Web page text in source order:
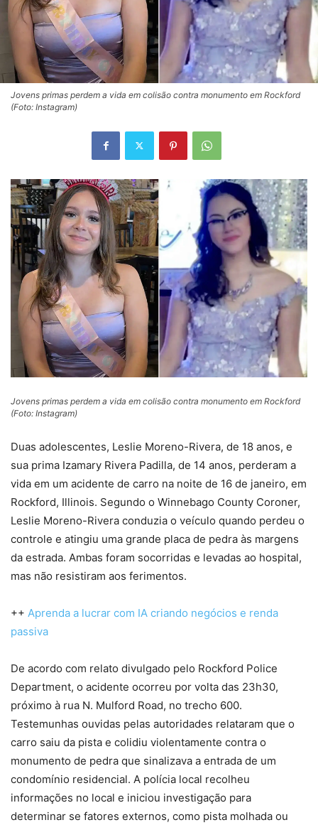
Jovens primas perdem a vida em colisão contra monumento em Rockford
(Foto: Instagram)
Jovens primas perdem a vida em colisão contra monumento em Rockford
(Foto: Instagram)
Duas adolescentes, Leslie Moreno-Rivera, de 18 anos, e
sua prima Izamary Rivera Padilla, de 14 anos, perderam a
vida em um acidente de carro na noite de 16 de janeiro, em
Rockford, Illinois. Segundo o Winnebago County Coroner,
Leslie Moreno-Rivera conduzia o veículo quando perdeu o
controle e atingiu uma grande placa de pedra às margens
da estrada. Ambas foram socorridas e levadas ao hospital,
mas não resistiram aos ferimentos.
++ Aprenda a lucrar com IA criando negócios e renda
passiva
De acordo com relato divulgado pelo Rockford Police
Department, o acidente ocorreu por volta das 23h30,
próximo à rua N. Mulford Road, no trecho 600.
Testemunhas ouvidas pelas autoridades relataram que o
carro saiu da pista e colidiu violentamente contra o
monumento de pedra que sinalizava a entrada de um
condomínio residencial. A polícia local recolheu
informações no local e iniciou investigação para
determinar se fatores externos, como pista molhada ou